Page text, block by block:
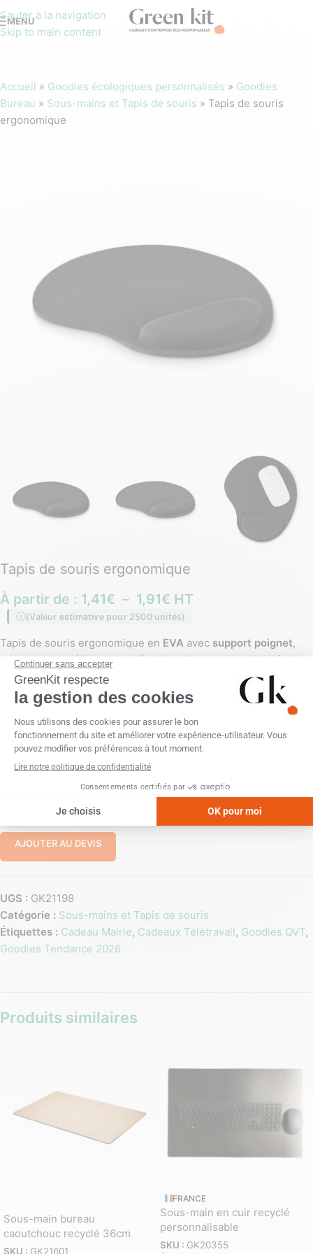
Sauter à la navigation
Skip to main content
MENU
Accueil » Goodies écologiques personnalisés » Goodies
Bureau » Sous-mains et Tapis de souris » Tapis de souris
ergonomique
Tapis de souris ergonomique
À partir de : 1,41€ – 1,91€ HT
(Valeur estimative pour 2500 unités)
Tapis de souris ergonomique en EVA avec support poignet,
conçu pour améliorer le confort lors d’un usage prolongé de
l’ordinateur. Léger avec
23,5 × 20 cm
couleurNoir. Personnalisation possible en sérigraphie
. Origine
Hors Europe
PERSONNALISATION
Sans personnalisation Sérigraphie (1 couleur)
AJOUTER AU DEVIS
UGS : GK21198
Catégorie : Sous-mains et Tapis de souris
Étiquettes : Cadeau Mairie, Cadeaux Télétravail, Goodies QVT,
Goodies Tendance 2026
Produits similaires
Sous-main bureau
caoutchouc recyclé 36cm
SKU : GK21601
FRANCE
Sous-main en cuir recyclé
personnalisable
SKU : GK20355